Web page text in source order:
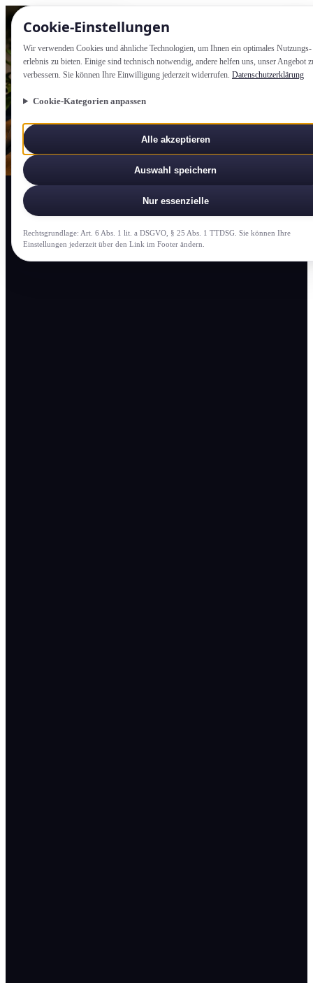
Cookie-Einstellung­en
Wir verwenden Cookies und ähnliche Technologien, um Ihnen ein optimales Nutzungs­
erlebnis zu bieten. Einige sind technisch notwendig, andere helfen uns, unser Angebot
verbessern. Sie können Ihre Einwilligung jederzeit widerrufen. Datenschutzerklärung
Cookie-Kategorien anpassen
Alle akzeptieren
Auswahl speichern
Nur essenzielle
Rechtsgrundlage: Art. 6 Abs. 1 lit. a DSGVO, § 25 Abs. 1 TTDSG. Sie können Ihre
Einstellung­en jederzeit über den Link im Footer ändern.